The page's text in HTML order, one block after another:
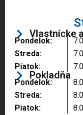
Vlastnícke
Pondelok:
Streda:
Piatok:
Pokladňa
Pondelok:
Streda:
Piatok: